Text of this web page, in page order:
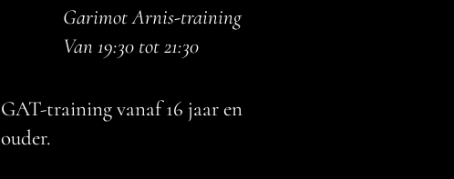
Garimot Arnis-training
Van 19:30 tot 21:30
GAT-training vanaf 16 jaar en
ouder.